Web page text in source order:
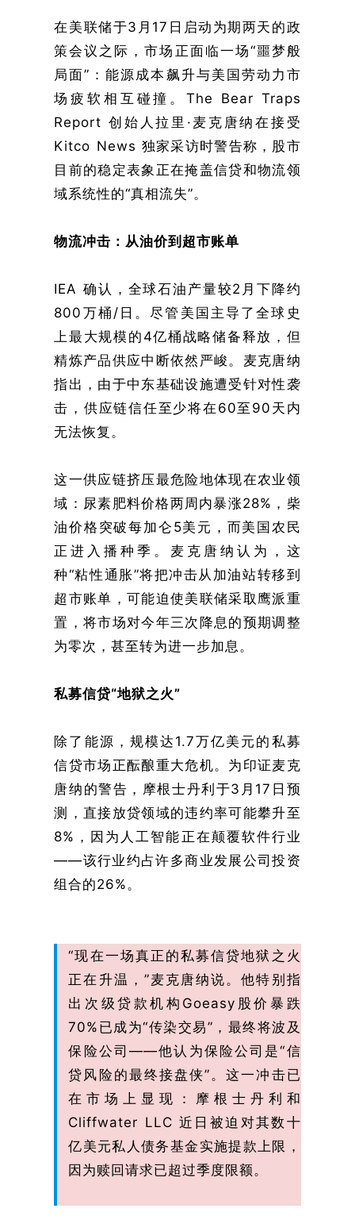
在美联储于3月17日启动为期两天的政
策会议之际，市场正面临一场“噩梦般
局面”：能源成本飙升与美国劳动力市
场疲软相互碰撞。The Bear Traps
Report 创始人拉里·麦克唐纳在接受
Kitco News 独家采访时警告称，股市
目前的稳定表象正在掩盖信贷和物流领
域系统性的“真相流失”。
物流冲击：从油价到超市账单
IEA 确认，全球石油产量较2月下降约
800万桶/日。尽管美国主导了全球史
上最大规模的4亿桶战略储备释放，但
精炼产品供应中断依然严峻。麦克唐纳
指出，由于中东基础设施遭受针对性袭
击，供应链信任至少将在60至90天内
无法恢复。
这一供应链挤压最危险地体现在农业领
域：尿素肥料价格两周内暴涨28%，柴
油价格突破每加仑5美元，而美国农民
正进入播种季。麦克唐纳认为，这
种“粘性通胀”将把冲击从加油站转移到
超市账单，可能迫使美联储采取鹰派重
置，将市场对今年三次降息的预期调整
为零次，甚至转为进一步加息。
私募信贷“地狱之火”
除了能源，规模达1.7万亿美元的私募
信贷市场正酝酿重大危机。为印证麦克
唐纳的警告，摩根士丹利于3月17日预
测，直接放贷领域的违约率可能攀升至
8%，因为人工智能正在颠覆软件行业
——该行业约占许多商业发展公司投资
组合的26%。
“现在一场真正的私募信贷地狱之火
正在升温，”麦克唐纳说。他特别指
出次级贷款机构Goeasy股价暴跌
70%已成为“传染交易”，最终将波及
保险公司——他认为保险公司是“信
贷风险的最终接盘侠”。这一冲击已
在市场上显现：摩根士丹利和
Cliffwater LLC 近日被迫对其数十
亿美元私人债务基金实施提款上限，
因为赎回请求已超过季度限额。